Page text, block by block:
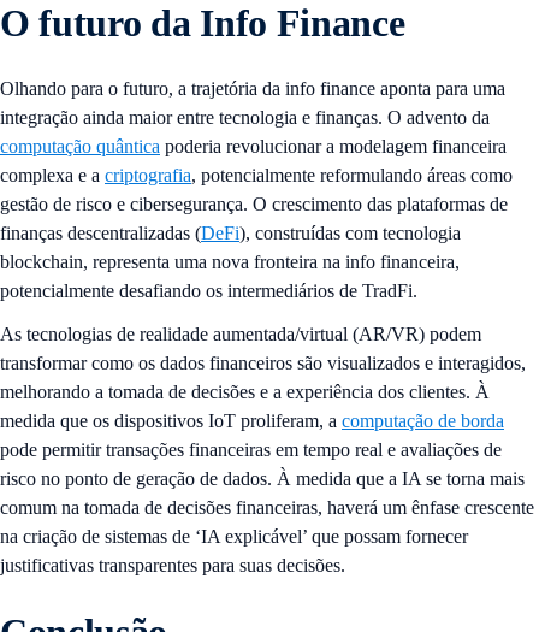
O futuro da Info Finance
Olhando para o futuro, a trajetória da info finance aponta para uma
integração ainda maior entre tecnologia e finanças. O advento da
computação quântica poderia revolucionar a modelagem financeira
complexa e a criptografia, potencialmente reformulando áreas como
gestão de risco e cibersegurança. O crescimento das plataformas de
finanças descentralizadas (DeFi), construídas com tecnologia
blockchain, representa uma nova fronteira na info financeira,
potencialmente desafiando os intermediários de TradFi.
As tecnologias de realidade aumentada/virtual (AR/VR) podem
transformar como os dados financeiros são visualizados e interagidos,
melhorando a tomada de decisões e a experiência dos clientes. À
medida que os dispositivos IoT proliferam, a computação de borda
pode permitir transações financeiras em tempo real e avaliações de
risco no ponto de geração de dados. À medida que a IA se torna mais
comum na tomada de decisões financeiras, haverá um ênfase crescente
na criação de sistemas de ‘IA explicável’ que possam fornecer
justificativas transparentes para suas decisões.